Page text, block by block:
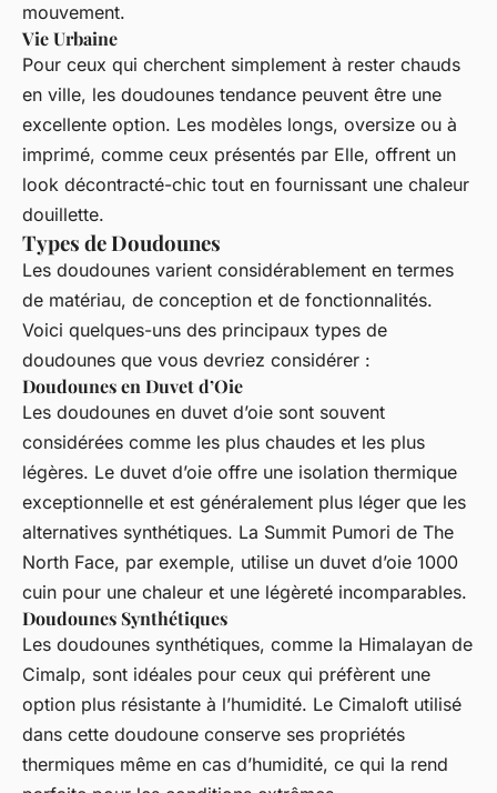
mouvement.
Vie Urbaine
Pour ceux qui cherchent simplement à rester chauds
en ville, les doudounes tendance peuvent être une
excellente option. Les modèles longs, oversize ou à
imprimé, comme ceux présentés par Elle, offrent un
look décontracté-chic tout en fournissant une chaleur
douillette.
Types de Doudounes
Les doudounes varient considérablement en termes
de matériau, de conception et de fonctionnalités.
Voici quelques-uns des principaux types de
doudounes que vous devriez considérer :
Doudounes en Duvet d’Oie
Les doudounes en duvet d’oie sont souvent
considérées comme les plus chaudes et les plus
légères. Le duvet d’oie offre une isolation thermique
exceptionnelle et est généralement plus léger que les
alternatives synthétiques. La Summit Pumori de The
North Face, par exemple, utilise un duvet d’oie 1000
cuin pour une chaleur et une légèreté incomparables.
Doudounes Synthétiques
Les doudounes synthétiques, comme la Himalayan de
Cimalp, sont idéales pour ceux qui préfèrent une
option plus résistante à l’humidité. Le Cimaloft utilisé
dans cette doudoune conserve ses propriétés
thermiques même en cas d’humidité, ce qui la rend